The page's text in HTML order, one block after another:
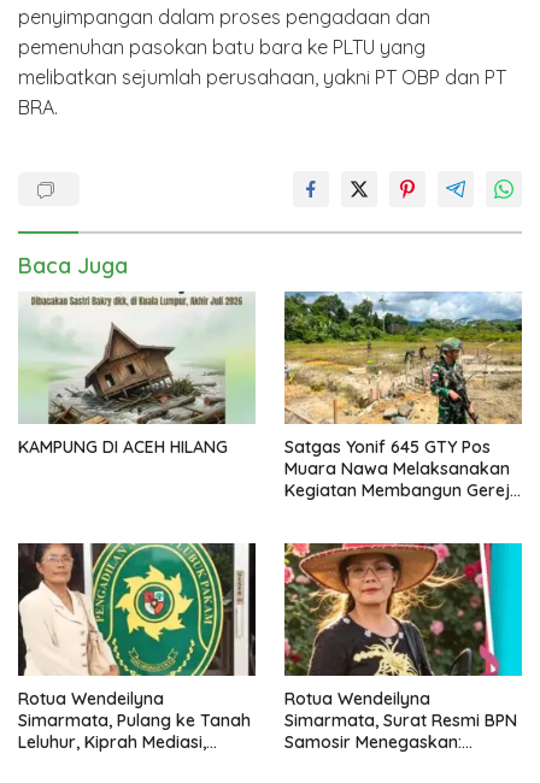
penyimpangan dalam proses pengadaan dan
pemenuhan pasokan batu bara ke PLTU yang
melibatkan sejumlah perusahaan, yakni PT OBP dan PT
BRA.
Baca Juga
KAMPUNG DI ACEH HILANG
Satgas Yonif 645 GTY Pos
Muara Nawa Melaksanakan
Kegiatan Membangun Gereja
Rotua Wendeilyna
Simarmata, Pulang ke Tanah
Leluhur, Kiprah Mediasi,
Rotua Wendeilyna
Simarmata, Surat Resmi BPN
Samosir Menegaskan: